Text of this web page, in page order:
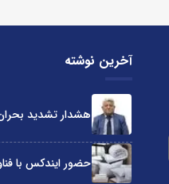
آخرین نوشته
هشدار تشدید بحران
حضور ایندکس با